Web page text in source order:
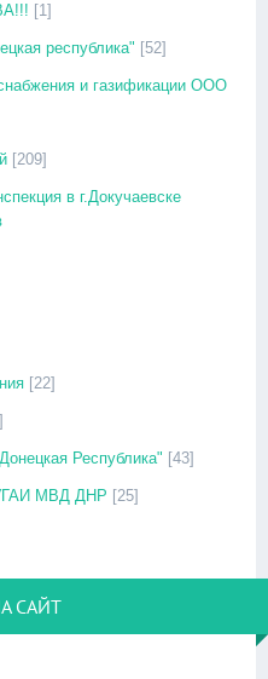
[1]
республика" [52]
и газификации ООО
[209]
в г.Докучаевске
[22]
Республика" [43]
МВД ДНР [25]
САЙТ